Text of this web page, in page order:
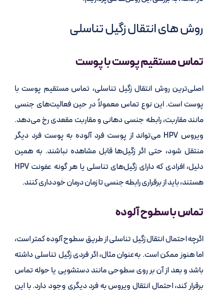
روش های انتقال زگیل تناسلی
تماس مستقیم پوست با پوست
اصلی‌ترین روش انتقال زگیل تناسلی، تماس مستقیم پوست با
پوست است. این نوع تماس معمولاً در حین فعالیت‌های جنسی
مانند مقاربت، رابطه جنسی دهانی و مقاربت مقعدی رخ می‌دهد.
ویروس HPV می‌تواند از پوست فرد آلوده به پوست فرد دیگر
منتقل شود، حتی اگر زگیل‌ها قابل مشاهده نباشند. به همین
دلیل، افرادی که دارای زگیل‌های تناسلی یا هر گونه عفونت HPV
هستند، باید از برقراری رابطه جنسی تا زمان درمان خودداری کنند.
تماس با سطوح آلوده
اگرچه احتمال انتقال زگیل تناسلی از طریق سطوح آلوده کمتر است،
اما هنوز ممکن است. به‌عنوان مثال، اگر فردی زگیل تناسلی داشته
باشد و بعد از آن بر روی سطوحی مانند دستشویی یا حوله تماس
برقرار کند، احتمال انتقال ویروس به فرد دیگری وجود دارد. با این